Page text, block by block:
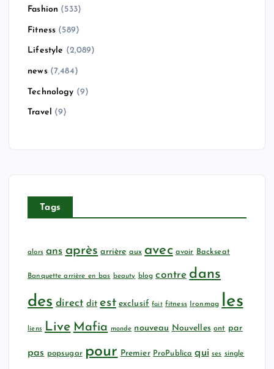
Fashion (533)
Fitness (589)
Lifestyle (2,089)
news(7,484)
Technology (9)
Travel (9)
Tags
alors ans après arrière aux avec avoir Backseat
Banquette arrière en bas beauty blog contre dans
des direct dit est exclusif fait fitness Ironmag les
liens Live Mafia monde nouveau Nouvelles ont par
pas popsugar pour Premier ProPublica qui ses single